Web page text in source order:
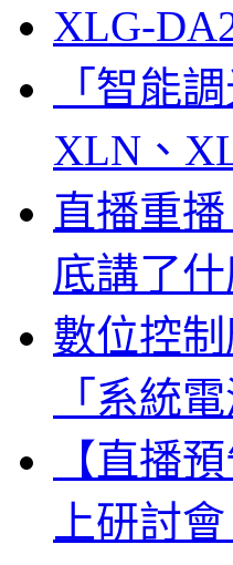
XLG-
「智能
XLN、
直播重
底講了什
數位控
「系統
【直播
上研討